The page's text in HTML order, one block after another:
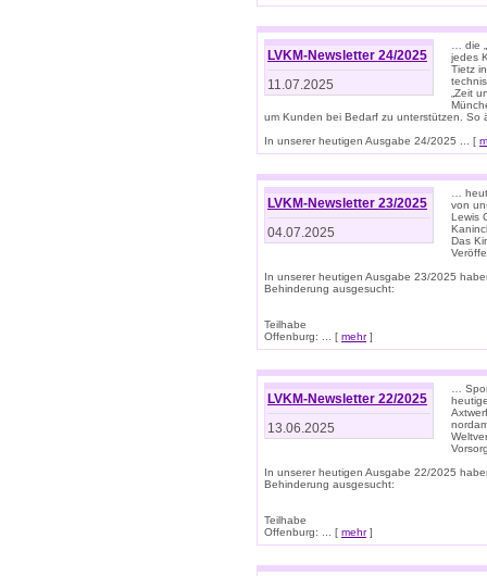
LVKM-Newsletter 24/2025
11.07.2025
… die
jedes
Tietz
„Zeit
um Kunden bei Bedarf zu unterstützen.
In unserer heutigen Ausgabe 24/2025 ... [
LVKM-Newsletter 23/2025
04.07.2025
…
von
Lewis
Das
In unserer heutigen Ausgabe 23/2025
Behinderung ausgesucht:
Teilhabe
Offenburg: ... [ mehr]
LVKM-Newsletter 22/2025
13.06.2025
…
In unserer heutigen Ausgabe 22/2025
Behinderung ausgesucht:
Teilhabe
Offenburg: ... [ mehr]